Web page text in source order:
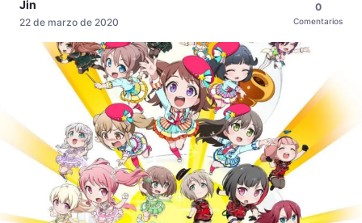
Jin
22 de marzo de 2020
0
Comentarios